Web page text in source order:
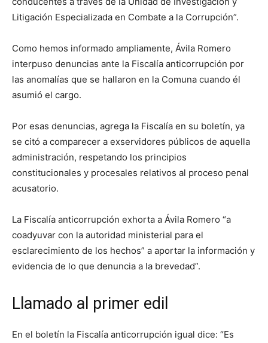
Litigación Especializada en Combate a la Corrupción”.
Como hemos informado ampliamente, Ávila Romero
interpuso denuncias ante la Fiscalía anticorrupción por
las anomalías que se hallaron en la Comuna cuando él
asumió el cargo.
Por esas denuncias, agrega la Fiscalía en su boletín, ya
se citó a comparecer a exservidores públicos de aquella
administración, respetando los principios
constitucionales y procesales relativos al proceso penal
acusatorio.
La Fiscalía anticorrupción exhorta a Ávila Romero “a
coadyuvar con la autoridad ministerial para el
esclarecimiento de los hechos” a aportar la información y
evidencia de lo que denuncia a la brevedad”.
Llamado al primer edil
En el boletín la Fiscalía anticorrupción igual dice: “Es